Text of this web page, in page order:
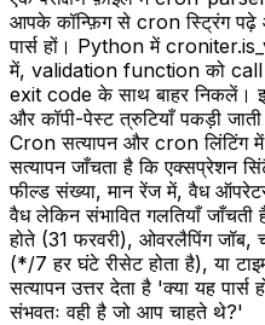
आपके कॉन्फ़िग से cron स्ट्रिंग पढ़े
पार्स हों। Python में
में, validation function को
exit code के साथ बाहर निकलें।
और कॉपी-पेस्ट त्रुटियाँ पकड़ी
Cron सत्यापन और cron लिंटिंग
सत्यापन जाँचता है कि एक्सप्रेशन
फील्ड संख्या, मान रेंज में, वैध
वैध लेकिन संभावित गलतियाँ जाँचती
होते (31 फरवरी), ओवरलैपिंग जॉब,
(*/7 हर घंटे रीसेट होता है), या
सत्यापन उत्तर देता है 'क्या यह पार्स
संभवतः वही है जो आप चाहते थे?'